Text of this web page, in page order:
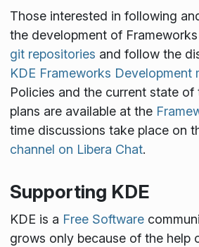
Those interested in following
the development of
git repositories and follow the
KDE Frameworks Development
Policies and the current state of
plans are available at the
time discussions take place on
channel on Libera Chat.
Supporting KDE
KDE is a Free Software
grows only because of the help